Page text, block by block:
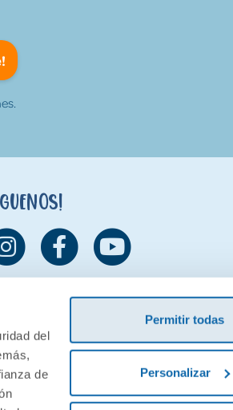
del
de
Permitir todas
Personalizar